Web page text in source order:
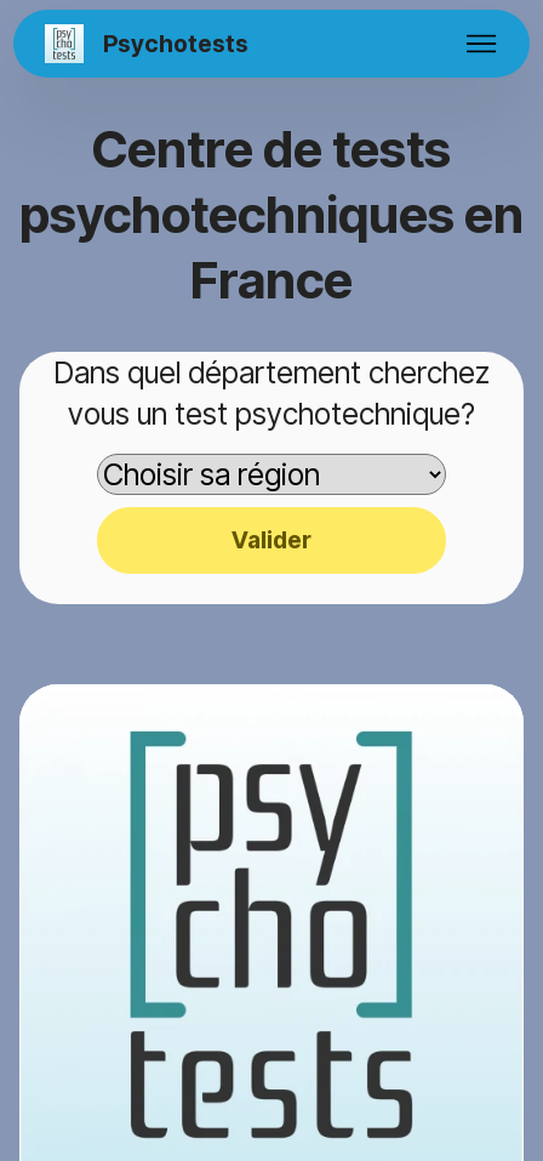
Psychotests
Centre de tests
psychotechniques en
France
Dans quel département cherchez
vous un test psychotechnique?
Valider